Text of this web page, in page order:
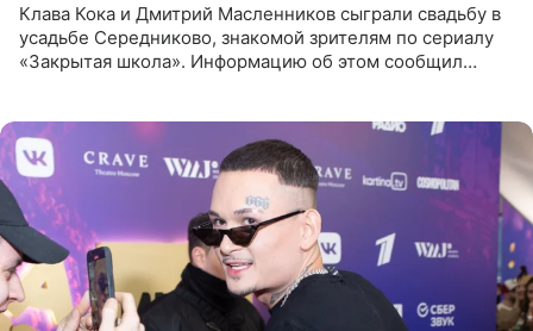
Клава Кока и Дмитрий Масленников сыграли свадьбу в
усадьбе Середниково, знакомой зрителям по сериалу
«Закрытая школа». Информацию об этом сообщил